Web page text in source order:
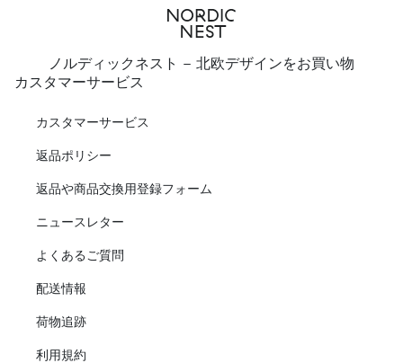
ノルディックネスト - 北欧デザインをお買い物
カスタマーサービス
カスタマーサービス
返品ポリシー
返品や商品交換用登録フォーム
ニュースレター
よくあるご質問
配送情報
荷物追跡
利用規約